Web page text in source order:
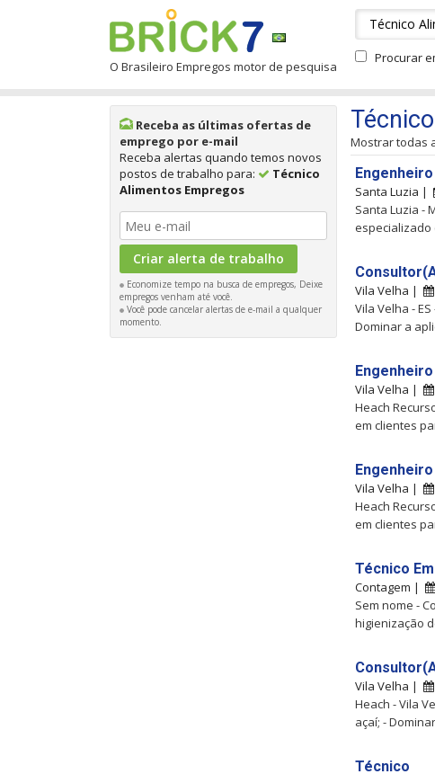
O Brasileiro Empregos motor de pesquisa
Procurar
Receba as últimas ofertas de
emprego por e-mail
Receba alertas quando temos novos
postos de trabalho para:
Técnico
Alimentos Empregos
Economize tempo na busca de empregos, Deixe
empregos venham até você.
Você pode cancelar alertas de e-mail a qualquer
momento.
Mostrar todas
Santa Luzia |
Santa Luzia -
especializado
Vila Velha |
Vila Velha -
Dominar a
Vila Velha |
Heach
em clientes
Vila Velha |
Heach
em clientes
Técnico
Contagem |
Sem nome -
higienização
Vila Velha |
Heach - Vila
açaí; -
Técnico